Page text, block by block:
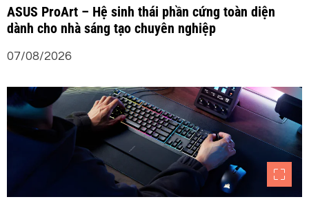
à
i
i
ASUS ProArt – Hệ sinh thái phần cứng toàn diện
dành cho nhà sáng tạo chuyên nghiệp
07/08/2026